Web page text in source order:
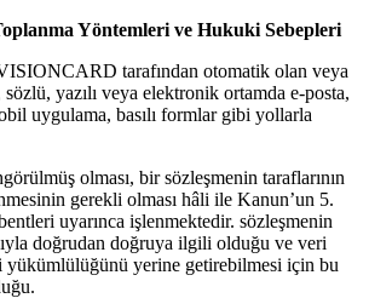
Yöntemleri ve Hukuki Sebepleri
tarafından otomatik olan veya
yazılı veya elektronik ortamda e-posta,
uygulama, basılı formlar gibi yollarla
olması, bir sözleşmenin taraflarının
gerekli olması hâli ile Kanun’un 5.
uyarınca işlenmektedir. sözleşmenin
doğrudan doğruya ilgili olduğu ve veri
yükümlülüğünü yerine getirebilmesi için bu